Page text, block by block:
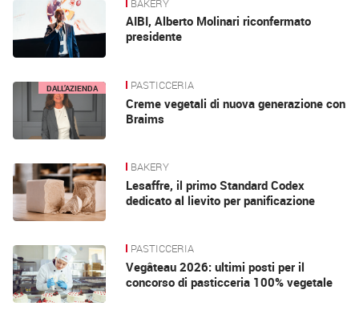
BAKERY
AIBI, Alberto Molinari riconfermato
presidente
DALL’AZIENDA PASTICCERIA
Creme vegetali di nuova generazione con
Braims
BAKERY
Lesaffre, il primo Standard Codex
dedicato al lievito per panificazione
PASTICCERIA
Vegâteau 2026: ultimi posti per il
concorso di pasticceria 100% vegetale